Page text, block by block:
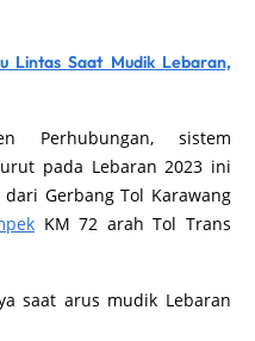
Lintas Saat Mudik Lebaran,
Perhubungan, sistem
pada Lebaran 2023 ini
Gerbang Tol Karawang
KM 72 arah Tol Trans
saat arus mudik Lebaran